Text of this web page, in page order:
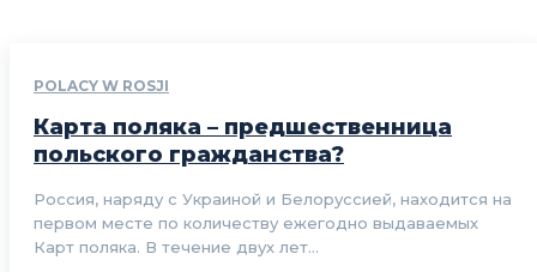
POLACY W ROSJI
Карта поляка – предшественница
польского гражданства?
Россия, наряду с Украиной и Белоруссией, находится на
первом месте по количеству ежегодно выдаваемых
Карт поляка. В течение двух лет...